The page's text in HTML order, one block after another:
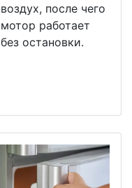
воздух, после чего
мотор работает
без остановки.